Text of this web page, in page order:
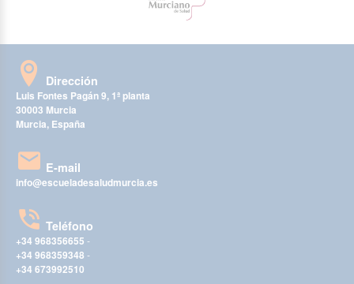
Dirección
Luis Fontes Pagán 9, 1ª planta
30003 Murcia
Murcia, España
E-mail
info@escueladesaludmurcia.es
Teléfono
+34 968356655 -
+34 968359348 -
+34 673992510